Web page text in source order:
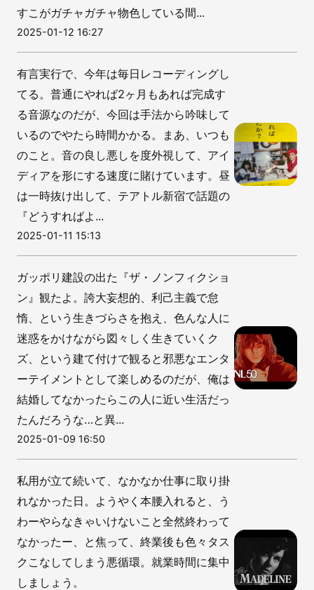
すこがガチャガチャ物色している間...
2025-01-12 16:27
有言実行で、今年は毎日レコーディングし
てる。普通にやれば2ヶ月もあれば完成す
る音源なのだが、今回は手法から吟味して
いるのでやたら時間かかる。まあ、いつも
のこと。音の良し悪しを度外視して、アイ
ディアを形にする速度に賭けています。昼
は一時抜け出して、テアトル新宿で話題の
『どうすればよ...
2025-01-11 15:13
ガッポリ建設の出た『ザ・ノンフィクショ
ン』観たよ。誇大妄想的、利己主義で怠
惰、という生きづらさを抱え、色んな人に
迷惑をかけながら図々しく生きていくク
ズ、という建て付けで観ると邪悪なエンタ
ーテイメントとして楽しめるのだが、俺は
結婚してなかったらこの人に近い生活だっ
たんだろうな…と異...
2025-01-09 16:50
私用が立て続いて、なかなか仕事に取り掛
れなかった日。ようやく本腰入れると、う
わーやらなきゃいけないこと全然終わって
なかったー、と焦って、終業後も色々タス
クこなしてしまう悪循環。就業時間に集中
しましょう。